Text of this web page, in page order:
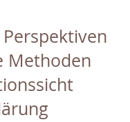
Methoden